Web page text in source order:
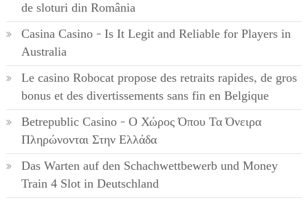
de sloturi din România
Casina Casino – Is It Legit and Reliable for Players in
Australia
Le casino Robocat propose des retraits rapides, de gros
bonus et des divertissements sans fin en Belgique
Betrepublic Casino – Ο Χώρος Όπου Τα Όνειρα
Πληρώνονται Στην Ελλάδα
Das Warten auf den Schachwettbewerb und Money
Train 4 Slot in Deutschland